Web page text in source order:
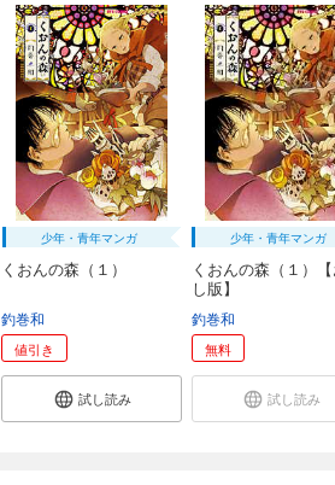
少年・青年マンガ
くおんの森（１）
釣巻和
値引き
試し読み
少年・青年マンガ
くおんの森（１）
し版】
釣巻和
無料
試し読み